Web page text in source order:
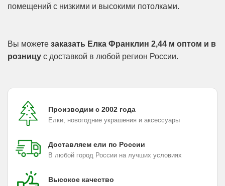
помещений с низкими и высокими потолками.
Вы можете заказать Елка Франклин 2,44 м оптом и в
розницу с доставкой в любой регион России.
Производим с 2002 года
Елки, новогодние украшения и аксессуары
Доставляем ели по России
В любой город России на лучших условиях
Высокое качество